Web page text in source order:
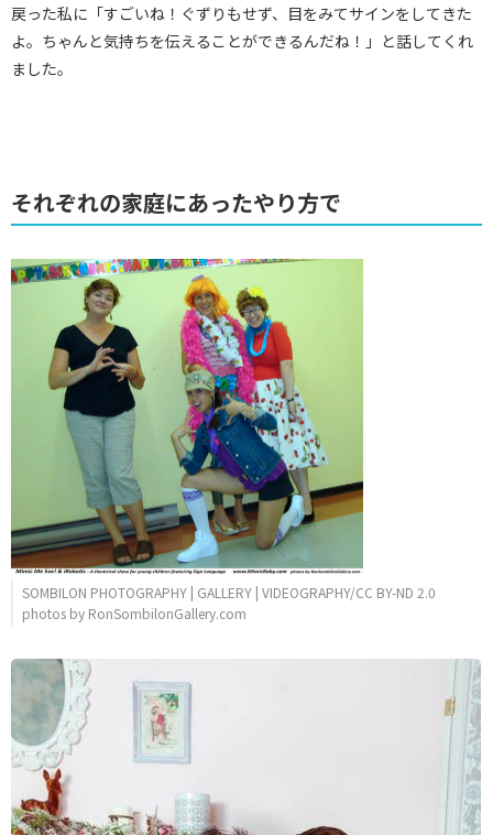
戻った私に「すごいね！ぐずりもせず、目をみてサインをしてきた
よ。ちゃんと気持ちを伝えることができるんだね！」と話してくれ
ました。
それぞれの家庭にあったやり方で
SOMBILON PHOTOGRAPHY | GALLERY | VIDEOGRAPHY/CC BY-ND 2.0
photos by RonSombilonGallery.com